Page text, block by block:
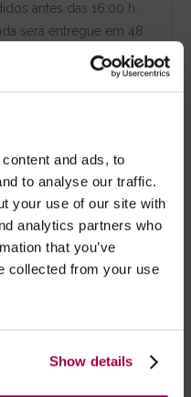
and ads, to
to analyse our traffic.
your use of our site with
analytics partners who
that you’ve
collected from your use
Show details
antes das 16:00 h.
será entregue em 48
Continental para
do país de envio.